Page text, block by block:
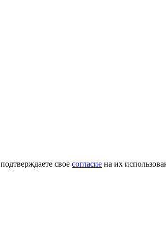
свое согласие на их